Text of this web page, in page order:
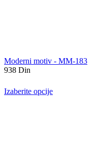
Moderni motiv - MM-183
938 Din
Izaberite opcije